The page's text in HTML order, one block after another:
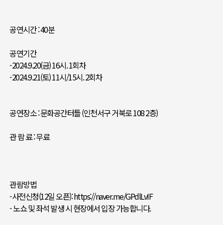
공연시간 : 40분
공연기간
-2024.9.20(금) 16시. 1회차
-2024.9.21(토) 11시/15시. 2회차
공연장소 : 문화공간터틀 (인천서구 거북로 108 2층)
관 람 료 : 무료
관람방법
-사전신청(12일 오픈): https://naver.me/GPdlLvIF
- 노쇼 및 좌석 발생 시 현장에서 입장 가능합니다.